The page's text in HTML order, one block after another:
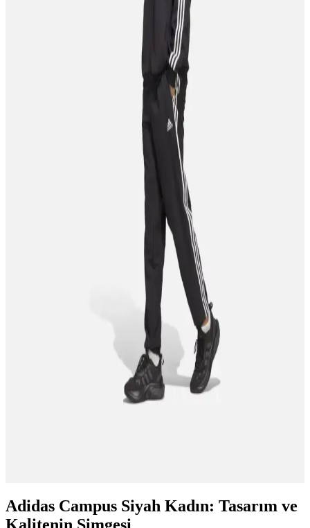
Detaylı Karşılaştırması ve Kullanıcı Yorumları
Adidas Lite Racer 4.0 ve 2.0 modellerinin malzeme, tasarım ve
konfor özellikleri karşılaştırılarak, kullanım alanları ve kullanıcı
yorumlarıyla detaylı analiz sunuluyor.
Adidas Samba OG ve New Balance 530 Günlük
Ayakkabı Karşılaştırması
Adidas Samba OG ve New Balance 530 modellerinin malzeme,
konfor, dayanıklılık ve tasarım özellikleri detaylı karşılaştırması.
Kullanıcı yorumlarıyla ürünlerin avantajları ve dezavantajları ortaya
Adidas GW1981 Tensaur ve GW9250 Grand Court
Modellerinin Karşılaştırması
Adidas GW1981 Tensaur ve GW9250 Grand Court modellerinin
malzeme, tasarım, konfor ve dayanıklılık açısından detaylı
karşılaştırması, kullanıcı geri bildirimleri ve özellikleriyle birlikte
Adidas Terrex Tracerocker ve Tracerocker 2.0 Gore
Tex Ayakkabılarının Karşılaştırması
İki adidas ayakkabısını detaylı karşılaştırıyoruz: dayanıklılık, su
geçirmezlik ve konfor özellikleriyle ilgili bilgiler içeriyor.
Keko Adidas Eşofmanlar: Tasarım, Konfor ve
Fonksiyonelliği Bir Arada Sunan Modeller
Adidas Campus Siyah Kadın: Tasarım ve